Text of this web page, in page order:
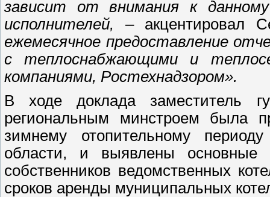
зависит от внимания к
исполнителей, – акцентировал
ежемесячное предоставление
с теплоснабжающими и
компаниями, Ростехнадзором».
В ходе доклада заместитель
региональным минстроем была
зимнему отопительному
области, и выявлены
собственников ведомственных
сроков аренды муниципальных